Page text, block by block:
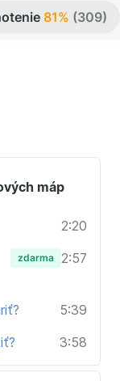
81% (309)
máp
2:20
zdarma 2:57
5:39
3:58